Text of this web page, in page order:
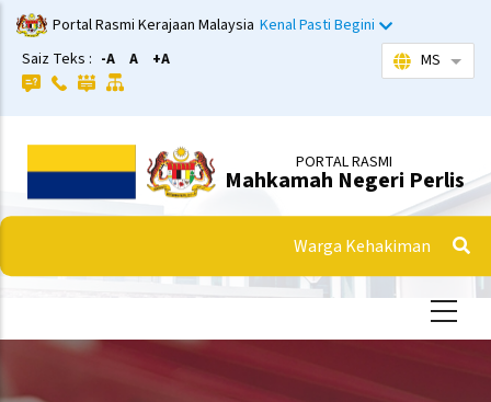
Langkau
ke
kandungan
utama
Portal Rasmi Kerajaan Malaysia Kenal Pasti Begini
Saiz Teks : -A A +A MS
PORTAL RASMI
Mahkamah Negeri Perlis
Warga Kehakiman